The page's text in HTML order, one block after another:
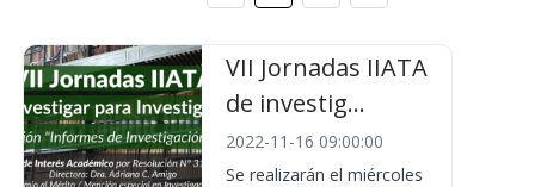
VII Jornadas IIATA
de investig...
2022-11-16 09:00:00
Se realizarán el miércoles